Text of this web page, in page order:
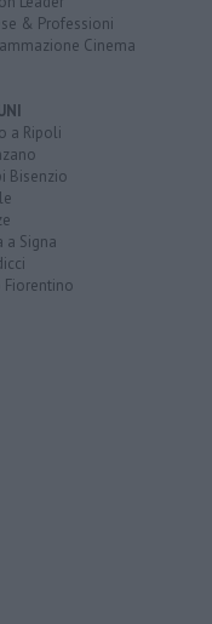
& Professioni
Cinema
a Ripoli
Bisenzio
a Signa
Fiorentino